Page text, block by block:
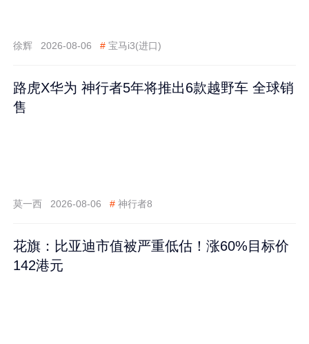
徐辉 2026-08-06 # 宝马i3(进口)
路虎X华为 神行者5年将推出6款越野车 全球销
售
莫一西 2026-08-06 # 神行者8
花旗：比亚迪市值被严重低估！涨60%目标价
142港元